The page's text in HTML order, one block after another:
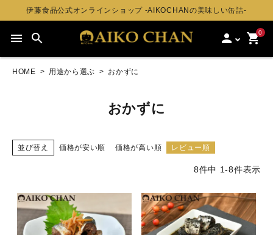
伊藤食品公式オンラインショップ -AIKOCHANの美味しい缶詰-
menu search person 0
shopping_cart
HOME 用途から選ぶ おかずに
おかずに
並び替え 価格が安い順 価格が高い順 レビュー順
8件中 1-8件表示